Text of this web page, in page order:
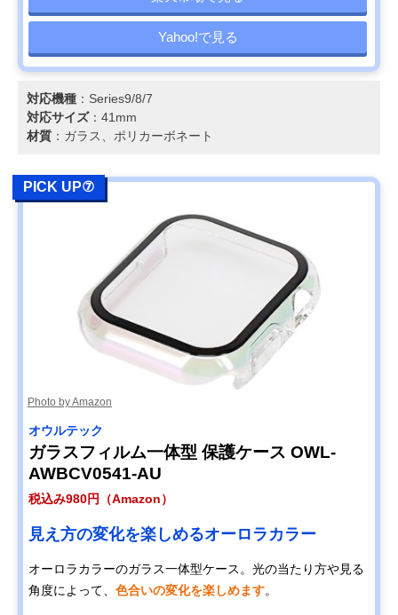
Yahoo!で見る
対応機種 ：Series9/8/7
対応サイズ：41mm
材質 ：ガラス、ポリカーボネート
PICK UP⑦
Photo by Amazon
オウルテック
ガラスフィルム一体型 保護ケース OWL-
AWBCV0541-AU
税込み980円（Amazon）
見え方の変化を楽しめるオーロラカラー
オーロラカラーのガラス一体型ケース。光の当たり方や見る
角度によって、 色合いの変化を楽しめます。